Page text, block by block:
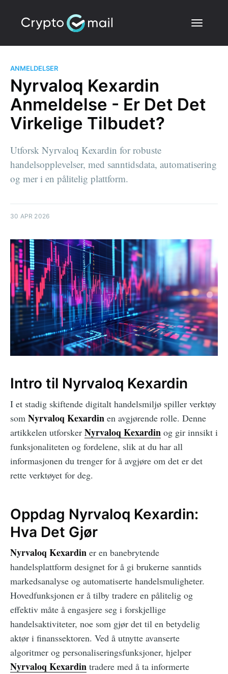
ANMELDELSER
Nyrvaloq Kexardin
Anmeldelse - Er Det Det
Virkelige Tilbudet?
Utforsk Nyrvaloq Kexardin for robuste
handelsopplevelser, med sanntidsdata, automatisering
og mer i en pålitelig plattform.
30 APR 2026
Intro til Nyrvaloq Kexardin
I et stadig skiftende digitalt handelsmiljø spiller verktøy
som Nyrvaloq Kexardin en avgjørende rolle. Denne
artikkelen utforsker Nyrvaloq Kexardin og gir innsikt i
funksjonaliteten og fordelene, slik at du har all
informasjonen du trenger for å avgjøre om det er det
rette verktøyet for deg.
Oppdag Nyrvaloq Kexardin:
Hva Det Gjør
Nyrvaloq Kexardin er en banebrytende
handelsplattform designet for å gi brukerne sanntids
markedsanalyse og automatiserte handelsmuligheter.
Hovedfunksjonen er å tilby tradere en pålitelig og
effektiv måte å engasjere seg i forskjellige
handelsaktiviteter, noe som gjør det til en betydelig
aktør i finanssektoren. Ved å utnytte avanserte
algoritmer og personaliseringsfunksjoner, hjelper
Nyrvaloq Kexardin tradere med å ta informerte